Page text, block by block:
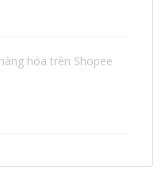
hóa trên Shopee